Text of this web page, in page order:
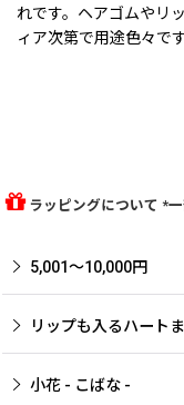
れです。ヘアゴムやリ
ィア次第で用途色々です
ラッピングについて *
5,001〜10,000円
リップも入るハート
小花 - こばな -